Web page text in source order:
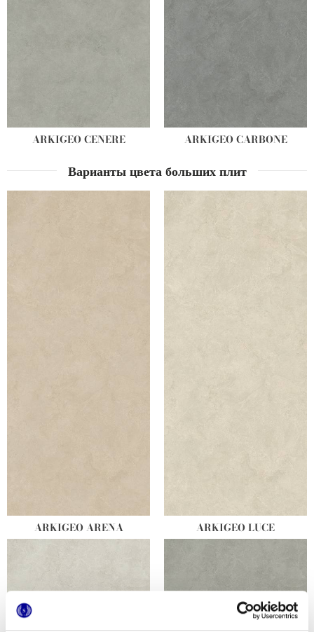
ARKIGEO CENERE ARKIGEO CARBONE
Варианты цвета больших плит
ARKIGEO ARENA ARKIGEO LUCE